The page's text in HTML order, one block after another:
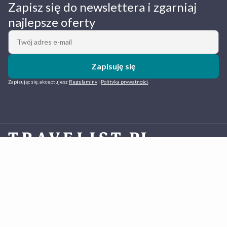
Zapisz się do newslettera i zgarniaj
najlepsze oferty
Zapisuję się
Zapisując się, akceptujesz Regulaminyi Polityka prywatności